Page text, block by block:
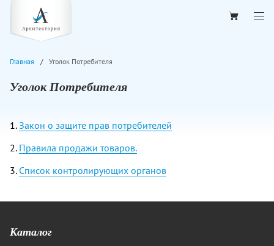
Главная Уголок Потребителя
Уголок Потребителя
1.Закон о защите прав потребителей
2. Правила продажи товаров.
3. Список контролирующих органов
Каталог